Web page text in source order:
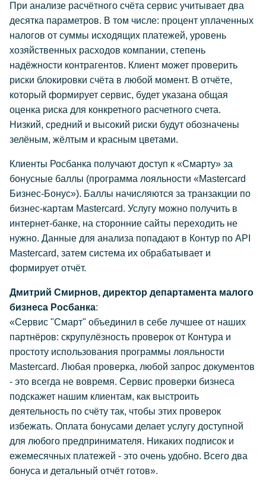
При анализе расчётного счёта сервис учитывает два
десятка параметров. В том числе: процент уплаченных
налогов от суммы исходящих платежей, уровень
хозяйственных расходов компании, степень
надёжности контрагентов. Клиент может проверить
риски блокировки счёта в любой момент. В отчёте,
который формирует сервис, будет указана общая
оценка риска для конкретного расчетного счета.
Низкий, средний и высокий риски будут обозначены
зелёным, жёлтым и красным цветами.
Клиенты Росбанка получают доступ к «Смарту» за
бонусные баллы (программа лояльности «Mastercard
Бизнес-Бонус»). Баллы начисляются за транзакции по
бизнес-картам Mastercard. Услугу можно получить в
интернет-банке, на сторонние сайты переходить не
нужно. Данные для анализа попадают в Контур по API
Mastercard, затем система их обрабатывает и
формирует отчёт.
Дмитрий Смирнов, директор департамента малого
бизнеса Росбанка:
«Сервис "Смарт" объединил в себе лучшее от наших
партнёров: скрупулёзность проверок от Контура и
простоту использования программы лояльности
Mastercard. Любая проверка, любой запрос документов
- это всегда не вовремя. Сервис проверки бизнеса
подскажет нашим клиентам, как выстроить
деятельность по счёту так, чтобы этих проверок
избежать. Оплата бонусами делает услугу доступной
для любого предпринимателя. Никаких подписок и
ежемесячных платежей - это очень удобно. Всего два
бонуса и детальный отчёт готов».